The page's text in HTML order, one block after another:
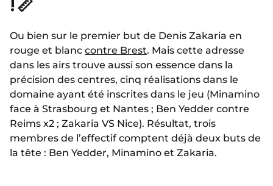
! 📏
Ou bien sur le premier but de Denis Zakaria en
rouge et blanc contre Brest. Mais cette adresse
dans les airs trouve aussi son essence dans la
précision des centres, cinq réalisations dans le
domaine ayant été inscrites dans le jeu (Minamino
face à Strasbourg et Nantes ; Ben Yedder contre
Reims x2 ; Zakaria VS Nice). Résultat, trois
membres de l’effectif comptent déjà deux buts de
la tête : Ben Yedder, Minamino et Zakaria.